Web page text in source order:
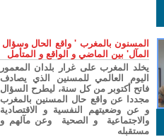
المسنون بالمغرب ' واقع الحال وسؤال
المآل' بين الماضي و الواقع و المتأمل
يخلد المغرب على غرار بلدان المعمور
اليوم العالمي للمسنين الذي يصادف
فاتح أكتوبر من كل سنة، ليطرح السؤال
مجددا عن واقع حال المسنين بالمغرب
و عن وضعيتهم النفسية و الاقتصادية
والاجتماعية و الصحية وعن مآلهم و
مستقبله